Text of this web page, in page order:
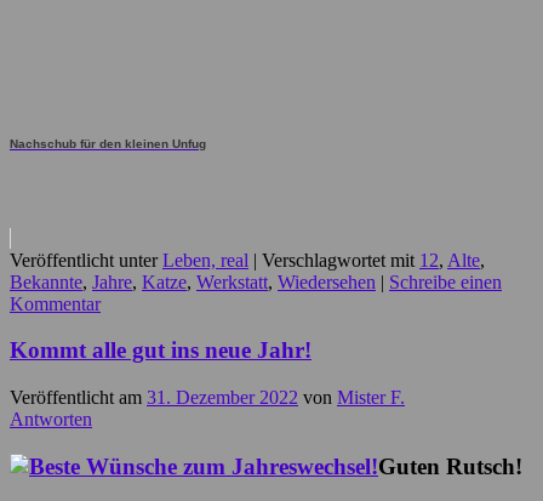
Nachschub für den kleinen Unfug
Veröffentlicht unter Leben, real | Verschlagwortet mit 12, Alte,
Bekannte, Jahre, Katze, Werkstatt, Wiedersehen | Schreibe einen
Kommentar
Kommt alle gut ins neue Jahr!
Veröffentlicht am 31. Dezember 2022 von Mister F.
Antworten
Guten Rutsch!